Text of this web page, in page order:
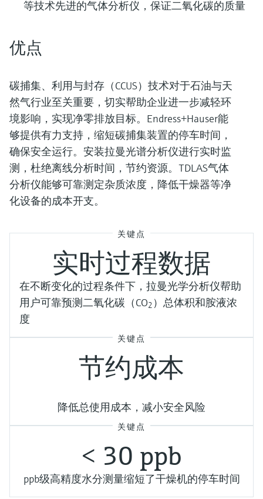
等技术先进的气体分析仪，保证二氧化碳的质量
优点
碳捕集、利用与封存（CCUS）技术对于石油与天
然气行业至关重要，切实帮助企业进一步减轻环
境影响，实现净零排放目标。Endress+Hauser能
够提供有力支持，缩短碳捕集装置的停车时间，
确保安全运行。安装拉曼光谱分析仪进行实时监
测，杜绝离线分析时间，节约资源。TDLAS气体
分析仪能够可靠测定杂质浓度，降低干燥器等净
化设备的成本开支。
关键点
实时过程数据
在不断变化的过程条件下，拉曼光学分析仪帮助
用户可靠预测二氧化碳（CO2 ）总体积和胺液浓
度
关键点
节约成本
降低总使用成本，减小安全风险
关键点
< 30 ppb
ppb级高精度水分测量缩短了干燥机的停车时间